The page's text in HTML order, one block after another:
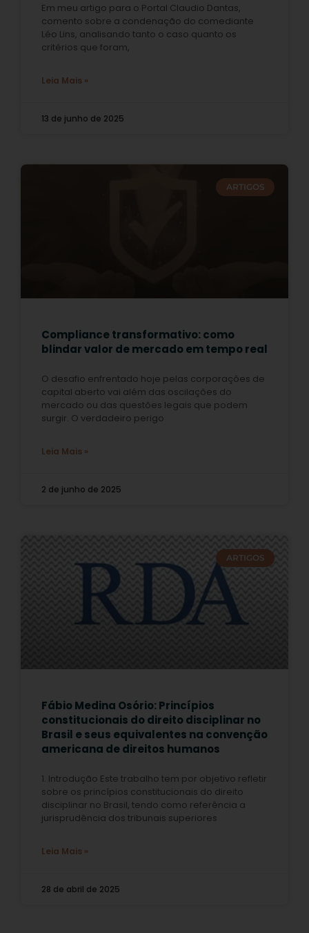
Em meu artigo para o Portal Claudio Dantas,
comento sobre a condenação do comediante
Léo Lins, analisando tanto o caso quanto os
critérios que foram,
Leia Mais »
13 de junho de 2025
ARTIGOS
Compliance transformativo: como
blindar valor de mercado em tempo real
O desafio enfrentado hoje pelas corporações de
capital aberto vai além das oscilações do
mercado ou das questões legais que podem
surgir. O verdadeiro perigo
Leia Mais »
2 de junho de 2025
ARTIGOS
Fábio Medina Osório: Princípios
constitucionais do direito disciplinar no
Brasil e seus equivalentes na convenção
americana de direitos humanos
1. Introdução Este trabalho tem por objetivo refletir
sobre os princípios constitucionais do direito
disciplinar no Brasil, tendo como referência a
jurisprudência dos tribunais superiores
Leia Mais »
28 de abril de 2025